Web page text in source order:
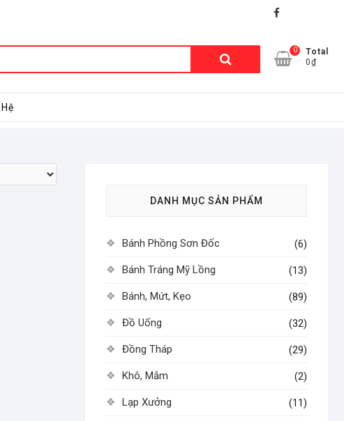
facebook
0
Total
0₫
DANH MỤC SẢN PHẨM
Bánh Phồng Sơn Đốc (6)
Bánh Tráng Mỹ Lồng (13)
Bánh, Mứt, Kẹo (89)
Đồ Uống (32)
Đồng Tháp (29)
Khô, Mắm (2)
Lạp Xưởng (11)